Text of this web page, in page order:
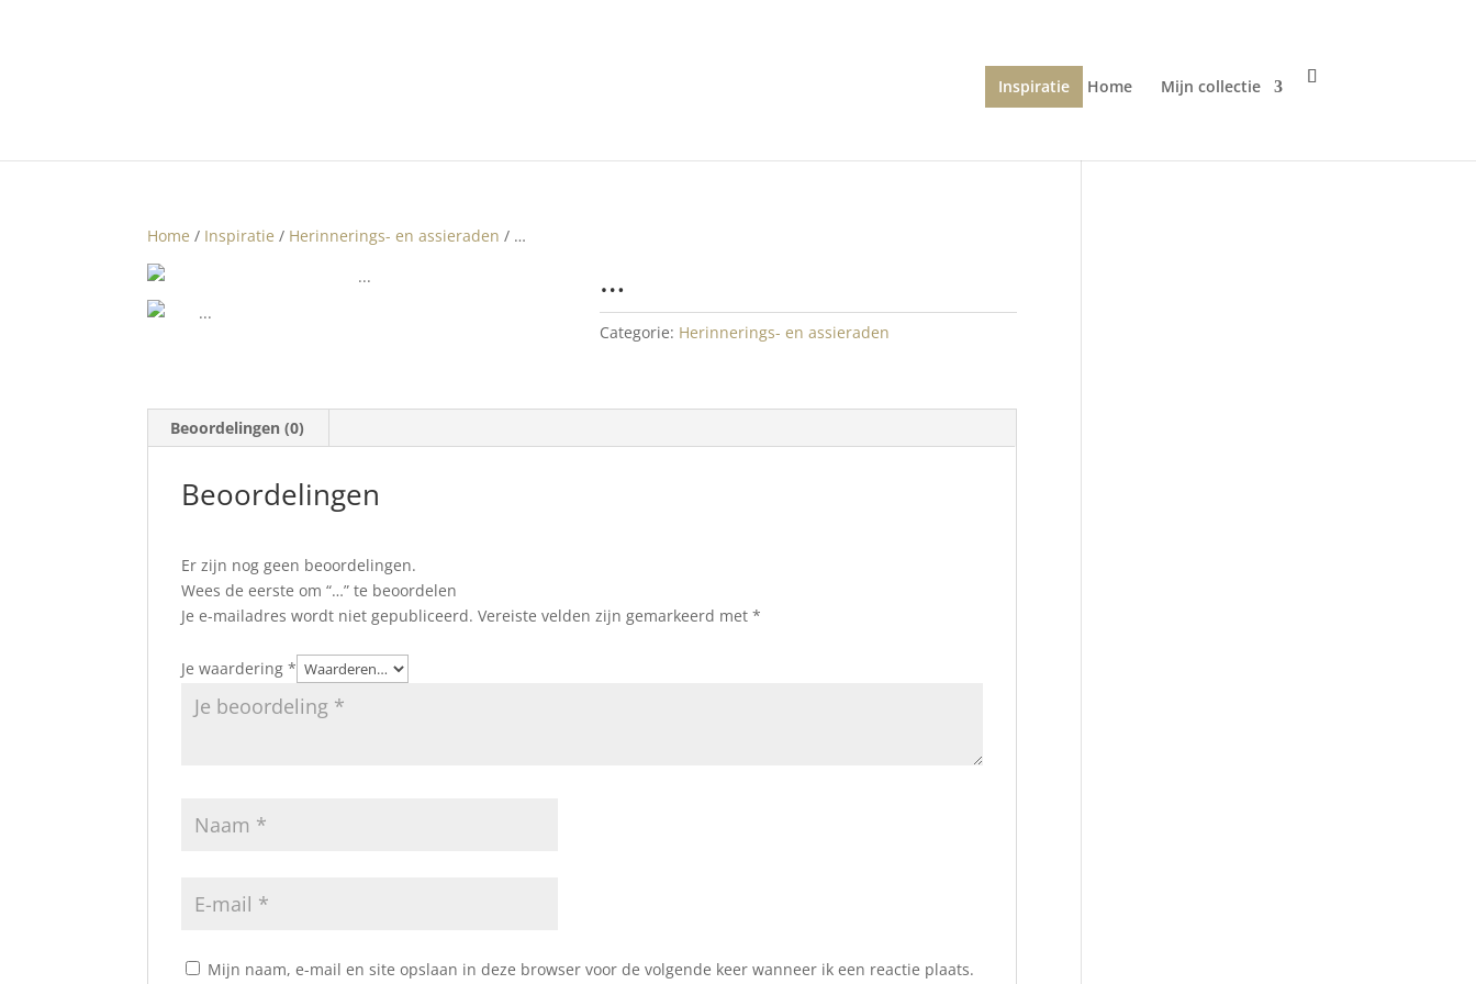
Inspiratie Home Mijn collectie
Home / Inspiratie / Herinnerings- en assieraden / …
…
Categorie: Herinnerings- en assieraden
Beoordelingen (0)
Beoordelingen
Er zijn nog geen beoordelingen.
Wees de eerste om “…” te beoordelen
Je e-mailadres wordt niet gepubliceerd. Vereiste velden zijn gemarkeerd met*
Je waardering*
Mijn naam, e-mail en site opslaan in deze browser voor de volgende keer wanneer ik een reactie plaats.